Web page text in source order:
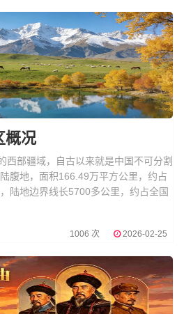
概况
西部疆域，自古以来就是中国不可分割
腹地，面积166.49万平方公里，约占
陆地边界线长5700多公里，约占全国
1006 次 2026-02-25